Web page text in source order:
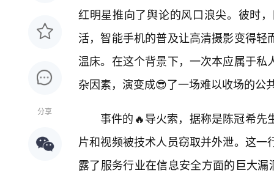
分享
红明星推向了舆论的风口浪尖。彼时
活，智能手机的普及让高清摄影变得
温床。在这个背景下，一次本应属于
杂因素，演变成😎了一场难以收场的公
事件的🔥导火索，据称是陈冠希先
片和视频被技术人员窃取并外泄。这
露了服务行业在信息安全方面的巨大